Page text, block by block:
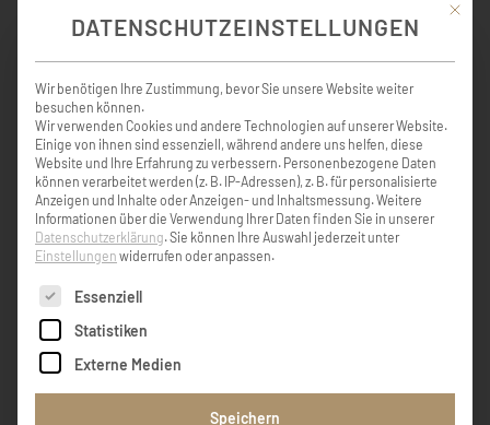
Familie. Einen stillen letzten Gruß Familie
Teufl
Christina Hofer
Fam.Ebner,Lohmühle
Mit
DATENSCHUTZEINSTELLUNGEN
Wir benötigen Ihre Zustimmung, bevor Sie unsere Website weiter
besuchen können.
Wir verwenden Cookies und andere Technologien auf unserer Website.
Einige von ihnen sind essenziell, während andere uns helfen, diese
Website und Ihre Erfahrung zu verbessern. Personenbezogene Daten
können verarbeitet werden (z. B. IP-Adressen), z. B. für personalisierte
Anzeigen und Inhalte oder Anzeigen- und Inhaltsmessung.Weitere
Informationen über die Verwendung Ihrer Daten finden Sie in unserer
Datenschutzerklärung.Sie können Ihre Auswahl jederzeit unter
Einstellungen widerrufen oder anpassen.
Es folgt eine Liste der Service-Gruppen, für die eine
Essenziell
Statistiken
Externe Medien
Speichern